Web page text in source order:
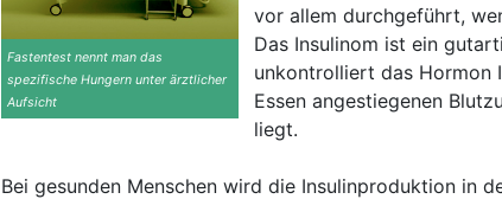
Fastentest nennt man das
spezifische Hungern unter ärztlicher
Aufsicht
vor allem durchgeführt,
Das Insulinom ist ein
unkontrolliert das Hormon
Essen angestiegenen
liegt.
Bei gesunden Menschen wird die Insulinproduktion in